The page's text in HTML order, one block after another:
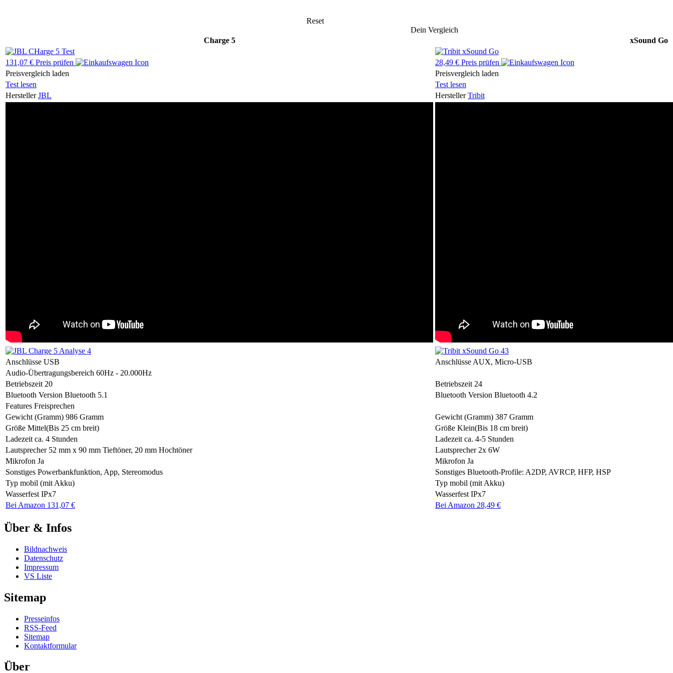
Reset
Dein Vergleich
Charge 5
xSound Go
131,07 € Preis prüfen
28,49 € Preis prüfen
Preisvergleich laden
Preisvergleich laden
Test lesen
Test lesen
Hersteller JBL Hersteller Tribit
Anschlüsse USB Anschlüsse AUX, Micro-USB
Audio-Übertragungsbereich 60Hz - 20.000Hz
Betriebszeit 20 Betriebszeit 24
Bluetooth Version Bluetooth 5.1 Bluetooth Version Bluetooth 4.2
Features Freisprechen
Gewicht (Gramm) 986 Gramm Gewicht (Gramm) 387 Gramm
Größe Mittel(Bis 25 cm breit) Größe Klein(Bis 18 cm breit)
Ladezeit ca. 4 Stunden Ladezeit ca. 4-5 Stunden
Lautsprecher52 mm x 90 mm Tieftöner, 20 mm Hochtöner Lautsprecher2x 6W
Mikrofon Ja Mikrofon Ja
Sonstiges Powerbankfunktion, App, Stereomodus Sonstiges Bluetooth-Profile: A2DP, AVRCP, HFP, HSP
Typ mobil (mit Akku) Typ mobil (mit Akku)
Wasserfest IPx7 Wasserfest IPx7
Bei Amazon 131,07 €
Bei Amazon 28,49 €
Über & Infos
Bildnachweis
Datenschutz
Impressum
VS Liste
Sitemap
Presseinfos
RSS-Feed
Sitemap
Kontaktformular
Über